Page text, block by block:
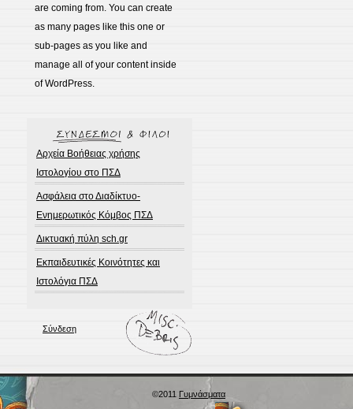
are coming from. You can create
as many pages like this one or
sub-pages as you like and
manage all of your content inside
of WordPress.
Αρχεία Βοήθειας χρήσης
Ιστολογίου στο ΠΣΔ
Ασφάλεια στο Διαδίκτυο-
Ενημερωτικός Κόμβος ΠΣΔ
Δικτυακή πύλη sch.gr
Εκπαιδευτικές Κοινότητες και
Ιστολόγια ΠΣΔ
Σύνδεση
©2011 Γυμνάσματα